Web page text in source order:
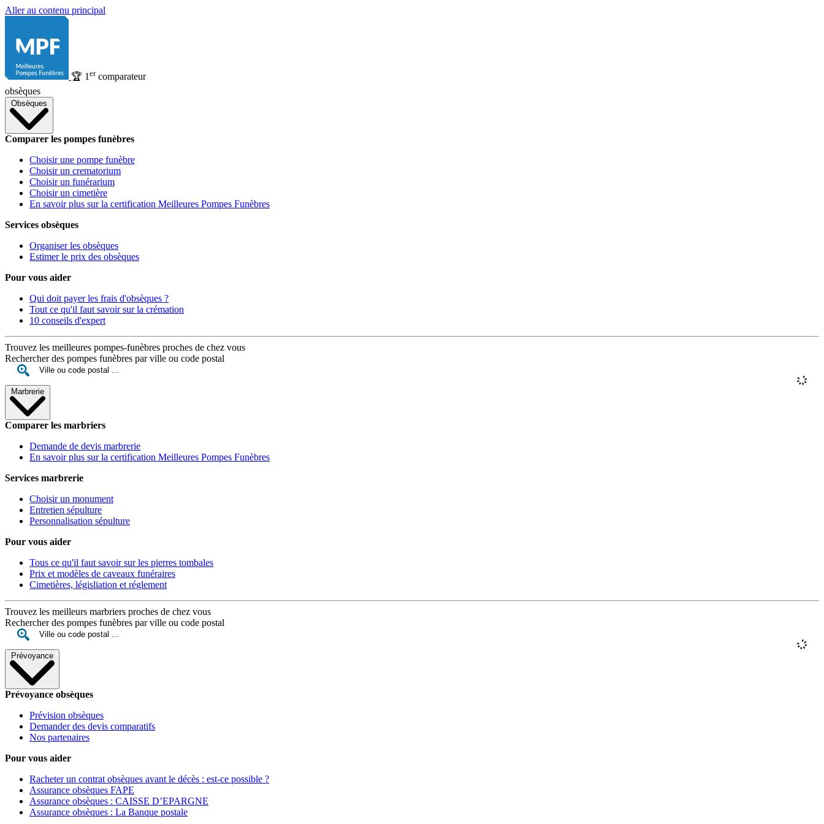
Aller au contenu principal
🏆 1 ercomparateur
obsèques
Obsèques
Comparer les pompes funèbres
Choisir une pompe funèbre
Choisir un crematorium
Choisir un funérarium
Choisir un cimetière
En savoir plus sur la certification Meilleures Pompes Funèbres
Services obsèques
Organiser les obsèques
Estimer le prix des obsèques
Pour vous aider
Qui doit payer les frais d'obsèques ?
Tout ce qu'il faut savoir sur la crémation
10 conseils d'expert
Trouvez les meilleures pompes-funèbres proches de chez vous
Rechercher des pompes funèbres par ville ou code postal
Marbrerie
Comparer les marbriers
Demande de devis marbrerie
En savoir plus sur la certification Meilleures Pompes Funèbres
Services marbrerie
Choisir un monument
Entretien sépulture
Personnalisation sépulture
Pour vous aider
Tous ce qu'il faut savoir sur les pierres tombales
Prix et modèles de caveaux funéraires
Cimetières, législiation et réglement
Trouvez les meilleurs marbriers proches de chez vous
Rechercher des pompes funèbres par ville ou code postal
Prévoyance
Prévoyance obsèques
Prévision obsèques
Demander des devis comparatifs
Nos partenaires
Pour vous aider
Racheter un contrat obsèques avant le décès : est-ce possible ?
Assurance obsèques FAPE
Assurance obsèques : CAISSE D’EPARGNE
Assurance obsèques : La Banque postale